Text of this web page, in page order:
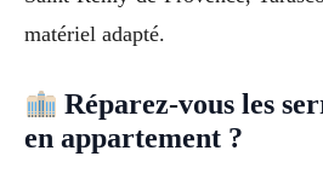
matériel adapté.
Réparez-vous les
en appartement ?